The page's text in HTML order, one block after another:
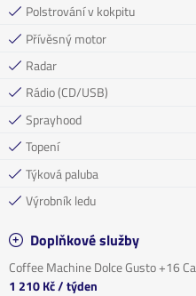
Polstrování v kokpitu
Přívěsný motor
Radar
Rádio (CD/USB)
Sprayhood
Topení
Týková paluba
Výrobník ledu
Doplňkové služby
Coffee Machine Dolce Gusto +16
1 210 Kč/ týden